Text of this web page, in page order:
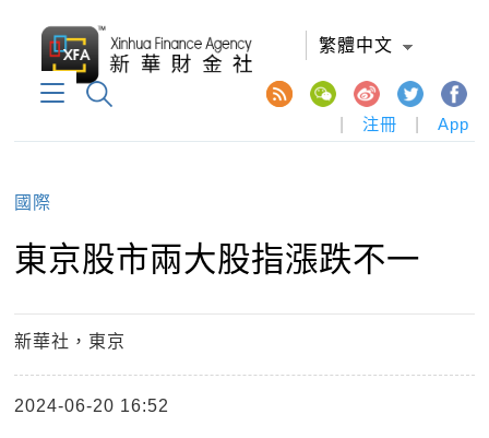
繁體中文
注冊 App
國際
東京股市兩大股指漲跌不一
新華社，東京
2024-06-20 16:52